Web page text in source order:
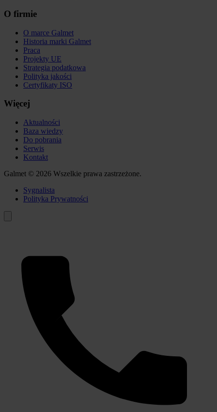
O firmie
O marce Galmet
Historia marki Galmet
Praca
Projekty UE
Strategia podatkowa
Polityka jakości
Certyfikaty ISO
Więcej
Aktualności
Baza wiedzy
Do pobrania
Serwis
Kontakt
Galmet © 2026 Wszelkie prawa zastrzeżone.
Sygnalista
Polityka Prywatności